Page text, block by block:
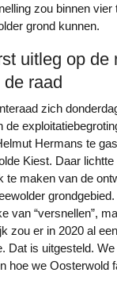
zou binnen vier
grond kunnen.
uitleg op de
raad
de
Hermans te
Kiest. Daar
te maken van de
van “versnellen”,
zou er in 2020 al
Dat is uitgesteld.
hoe we Oosterwold